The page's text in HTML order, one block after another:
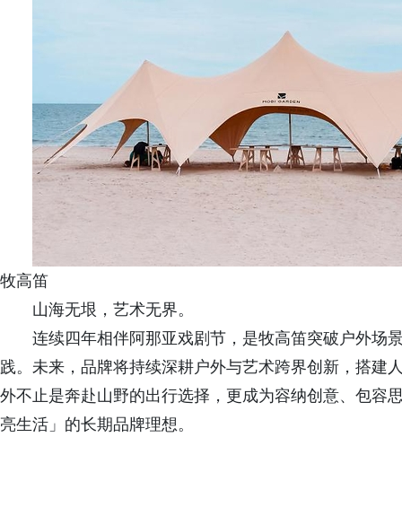
牧高笛
山海无垠，艺术无界。
连续四年相伴阿那亚戏剧节，是牧高笛突破户外场
践。未来，品牌将持续深耕户外与艺术跨界创新，搭建
外不止是奔赴山野的出行选择，更成为容纳创意、包容
亮生活」的长期品牌理想。